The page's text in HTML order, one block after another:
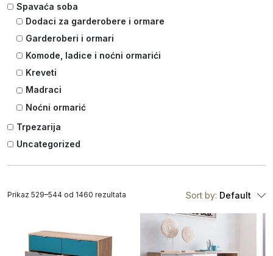
Spavaća soba
Dodaci za garderobere i ormare
Garderoberi i ormari
Komode, ladice i noćni ormarići
Kreveti
Madraci
Noćni ormarić
Trpezarija
Uncategorized
Sort by: Default
Prikaz 529–544 od 1460 rezultata